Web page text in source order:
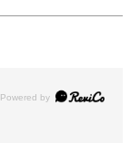
Powered by